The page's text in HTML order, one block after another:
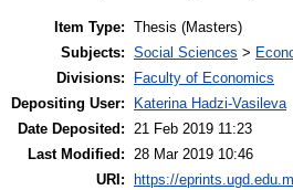
Item Type: Thesis (Masters)
Subjects: Social Sciences >
Divisions:
Faculty of Economics
Depositing User:
Katerina Hadzi-Vasileva
Date Deposited: 21 Feb 2019 11:23
Last Modified: 28 Mar 2019 10:46
URI:
https://